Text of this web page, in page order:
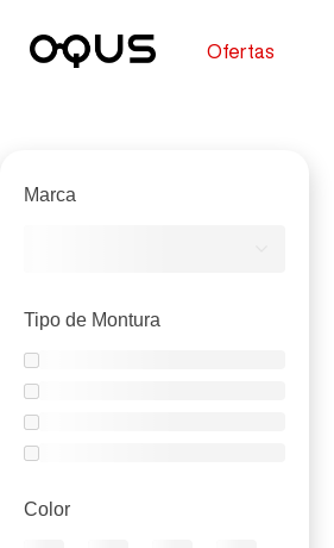
Ofertas
Marca
Tipo de Montura
Color